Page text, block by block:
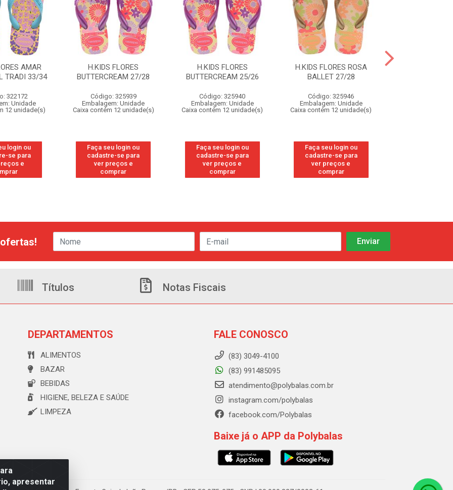
AMAR
TRADI 33/34
322172
Unidade
12 unidade(s)
login ou
se para
e
H.KIDS FLORES
BUTTERCREAM 27/28
Código: 325939
Embalagem: Unidade
Caixa contém 12 unidade(s)
Faça seu login ou
cadastre-se para
ver preços e
comprar
H.KIDS FLORES
BUTTERCREAM 25/26
Código: 325940
Embalagem: Unidade
Caixa contém 12 unidade(s)
Faça seu login ou
cadastre-se para
ver preços e
comprar
H.KIDS FLORES ROSA
BALLET 27/28
Código: 325946
Embalagem: Unidade
Caixa contém 12 unidade(s)
Faça seu login ou
cadastre-se para
ver preços e
comprar
apresentar
Títulos Notas Fiscais
DEPARTAMENTOS
ALIMENTOS
BAZAR
BEBIDAS
HIGIENE, BELEZA E SAÚDE
LIMPEZA
FALE CONOSCO
(83) 3049-4100
(83) 991485095
atendimento@polybalas.com.br
instagram.com/polybalas
facebook.com/Polybalas
Baixe já o APP da Polybalas